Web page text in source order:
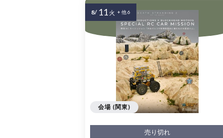
売り切れ
会場 (関東)
8/ 11 火 + 他 6